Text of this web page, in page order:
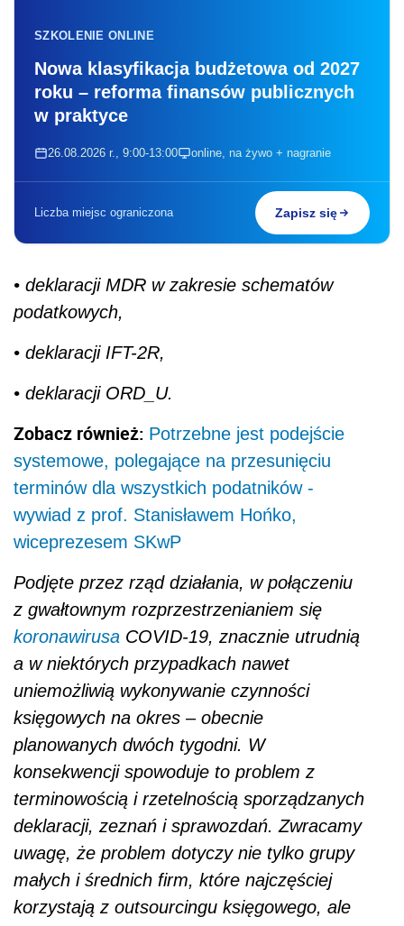
SZKOLENIE ONLINE
Nowa klasyfikacja budżetowa od 2027
roku – reforma finansów publicznych
w praktyce
26.08.2026 r., 9:00-13:00 online, na żywo + nagranie
Liczba miejsc ograniczona Zapisz się
• deklaracji MDR w zakresie schematów
podatkowych,
• deklaracji IFT-2R,
• deklaracji ORD_U.
Zobacz również: Potrzebne jest podejście
systemowe, polegające na przesunięciu
terminów dla wszystkich podatników -
wywiad z prof. Stanisławem Hońko,
wiceprezesem SKwP
Podjęte przez rząd działania, w połączeniu
z gwałtownym rozprzestrzenianiem się
koronawirusa COVID-19, znacznie utrudnią
a w niektórych przypadkach nawet
uniemożliwią wykonywanie czynności
księgowych na okres – obecnie
planowanych dwóch tygodni. W
konsekwencji spowoduje to problem z
terminowością i rzetelnością sporządzanych
deklaracji, zeznań i sprawozdań. Zwracamy
uwagę, że problem dotyczy nie tylko grupy
małych i średnich firm, które najczęściej
korzystają z outsourcingu księgowego, ale